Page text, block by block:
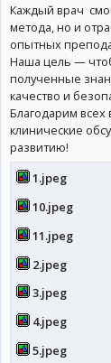
Каждый врач
метода, но и
опытных
Наша цель —
полученные
качество и
Благодарим
клинические
развитию!
1.jpeg
10.jpeg
11.jpeg
2.jpeg
3.jpeg
4.jpeg
5.jpeg